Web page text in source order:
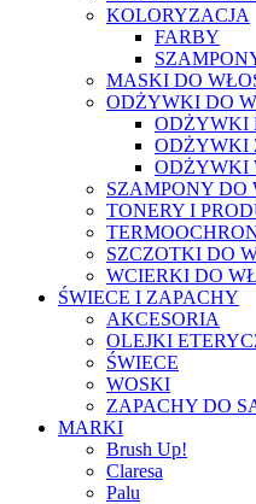
KOLORYZACJA
FARBY
MASKI DO
ODŻYWKI DO
ODŻYWKI
ODŻYWKI
ODŻYWKI
SZAMPONY DO
TONERY I
SZCZOTKI DO
WCIERKI DO
ŚWIECE I ZAPACHY
AKCESORIA
OLEJKI
ŚWIECE
WOSKI
ZAPACHY DO
MARKI
Brush Up!
Claresa
Palu